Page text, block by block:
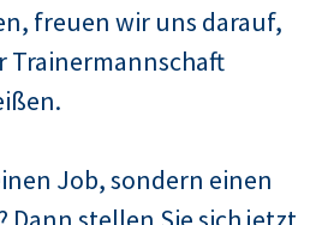
freuen wir uns darauf,
Trainermannschaft
Job, sondern einen